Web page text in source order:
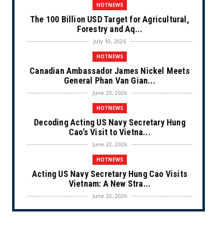
HOTNEWS
The 100 Billion USD Target for Agricultural,
Forestry and Aq...
July 10, 2026
HOTNEWS
Canadian Ambassador James Nickel Meets
General Phan Van Gian...
June 23, 2026
HOTNEWS
Decoding Acting US Navy Secretary Hung
Cao’s Visit to Vietna...
June 22, 2026
HOTNEWS
Acting US Navy Secretary Hung Cao Visits
Vietnam: A New Stra...
June 22, 2026
CULTURE